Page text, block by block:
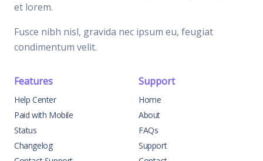
et lorem.
Fusce nibh nisl, gravida nec ipsum eu, feugiat
condimentum velit.
Features
Help Center
Paid with Mobile
Status
Changelog
Support
Home
About
FAQs
Support